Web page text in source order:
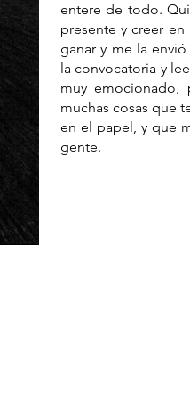
entere de todo.
presente y creer
ganar y me la
la convocatoria y
muy emocionado,
muchas cosas que
en el papel, y que
gente.